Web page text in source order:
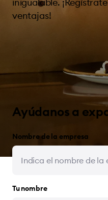
ventajas!
Ayúdanos a
Nombre de la empresa
Tu nombre